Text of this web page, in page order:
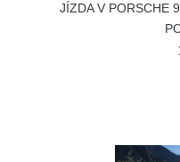
JÍZDA V PORSCHE